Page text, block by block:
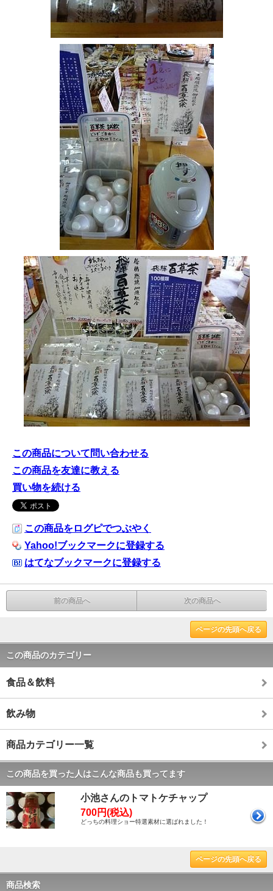
この商品について問い合わせる
この商品を友達に教える
買い物を続ける
この商品をログピでつぶやく
Yahoo!ブックマークに登録する
はてなブックマークに登録する
前の商品へ 次の商品へ
ページの先頭へ戻る
この商品のカテゴリー
食品＆飲料
飲み物
商品カテゴリー一覧
この商品を買った人はこんな商品も買ってます
小池さんのトマトケチャップ
700円(税込)
どっちの料理ショー特選素材に選ばれました！
ページの先頭へ戻る
商品検索